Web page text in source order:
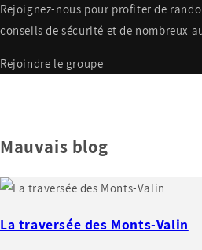
Rejoignez-nous pour profiter de
conseils de sécurité et de nombreux
Rejoindre le groupe
Mauvais blog
La traversée des Monts-Valin